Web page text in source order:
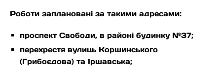
Роботи заплановані за такими адресами:
проспект Свободи, в районі будинку №37;
перехрестя вулиць Коршинського
(Грибоєдова) та Іршавська;